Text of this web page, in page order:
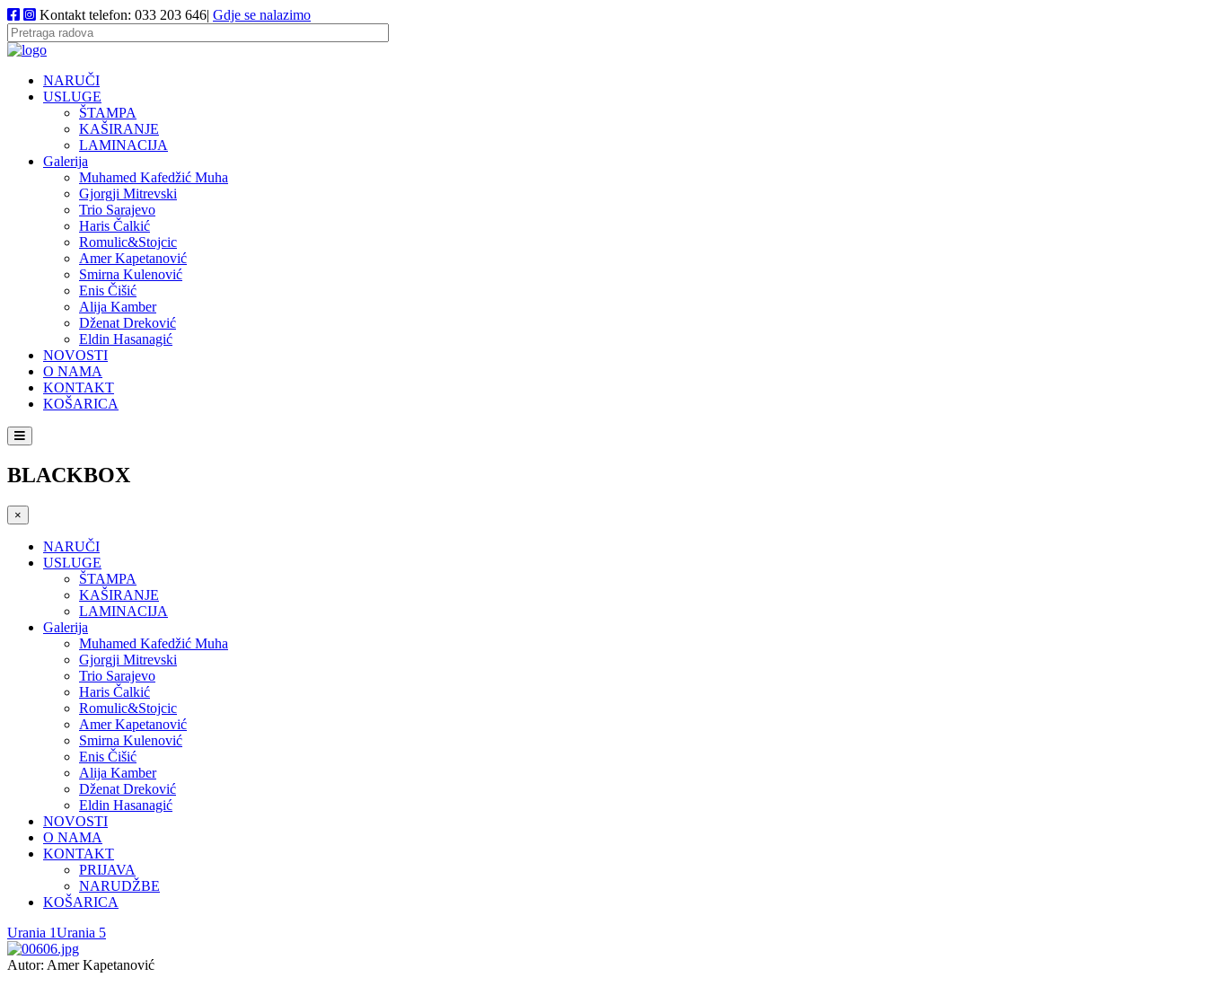
Kontakt telefon: 033 203 646| Gdje se nalazimo
NARUČI
USLUGE
ŠTAMPA
KAŠIRANJE
LAMINACIJA
Galerija
Muhamed Kafedžić Muha
Gjorgji Mitrevski
Trio Sarajevo
Haris Čalkić
Romulic&Stojcic
Amer Kapetanović
Smirna Kulenović
Enis Čišić
Alija Kamber
Dženat Dreković
Eldin Hasanagić
NOVOSTI
O NAMA
KONTAKT
KOŠARICA
BLACKBOX
×
NARUČI
USLUGE
ŠTAMPA
KAŠIRANJE
LAMINACIJA
Galerija
Muhamed Kafedžić Muha
Gjorgji Mitrevski
Trio Sarajevo
Haris Čalkić
Romulic&Stojcic
Amer Kapetanović
Smirna Kulenović
Enis Čišić
Alija Kamber
Dženat Dreković
Eldin Hasanagić
NOVOSTI
O NAMA
KONTAKT
PRIJAVA
NARUDŽBE
KOŠARICA
Urania 1Urania 5
Autor: Amer Kapetanović